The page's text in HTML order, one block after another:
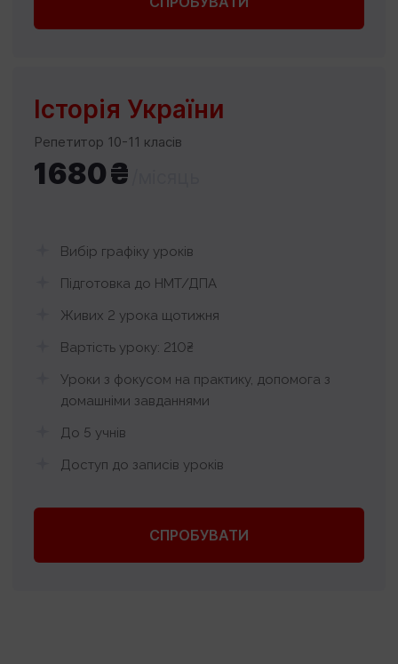
Історія України
Репетитор 10-11 класів
1680₴
Вибір графіку уроків
Підготовка до НМТ/ДПА
Живих 2 урока щотижня
Вартість уроку: 210₴
Уроки з фокусом на практику, допомога з
домашніми завданнями
До 5 учнів
Доступ до записів уроків
СПРОБУВАТИ